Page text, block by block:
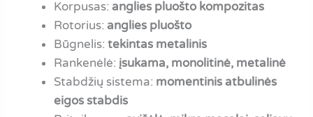
Korpusas: anglies pluošto kompozitas
Rotorius: anglies pluošto
Būgnelis:tekintas metalinis
Rankenėlė: įsukama, monolitinė, metalinė
Stabdžių sistema: momentinis atbulinės
eigos stabdis